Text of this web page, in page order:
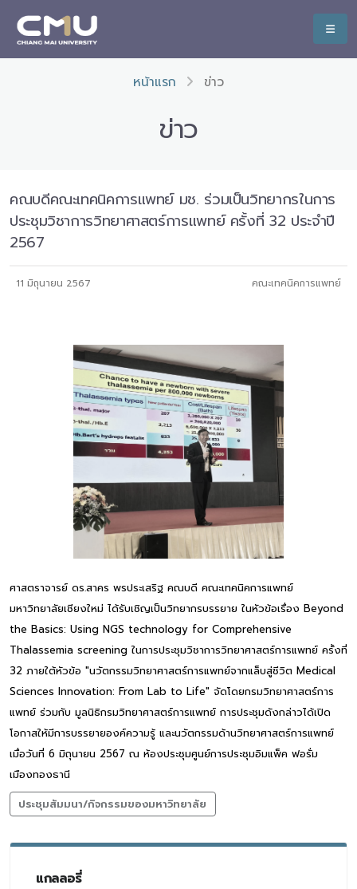
หน้าแรก ข่าว
ข่าว
คณบดีคณะเทคนิคการแพทย์ มช. ร่วมเป็นวิทยากรในการ
ประชุมวิชาการวิทยาศาสตร์การแพทย์ ครั้งที่ 32 ประจำปี
2567
11 มิถุนายน 2567 คณะเทคนิคการแพทย์
ศาสตราจารย์ ดร.สาคร พรประเสริฐ คณบดี คณะเทคนิคการแพทย์
มหาวิทยาลัยเชียงใหม่ ได้รับเชิญเป็นวิทยากรบรรยาย ในหัวข้อเรื่อง Beyond
the Basics: Using NGS technology for Comprehensive
Thalassemia screening ในการประชุมวิชาการวิทยาศาสตร์การแพทย์ ครั้งที่
32 ภายใต้หัวข้อ "นวัตกรรมวิทยาศาสตร์การแพทย์จากแล็บสู่ชีวิต Medical
Sciences Innovation: From Lab to Life" จัดโดยกรมวิทยาศาสตร์การ
แพทย์ ร่วมกับ มูลนิธิกรมวิทยาศาสตร์การแพทย์ การประชุมดังกล่าวได้เปิด
โอกาสให้มีการบรรยายองค์ความรู้ และนวัตกรรมด้านวิทยาศาสตร์การแพทย์
เมื่อวันที่ 6 มิถุนายน 2567 ณ ห้องประชุมศูนย์การประชุมอิมแพ็ค ฟอรั่ม
เมืองทองธานี
ประชุมสัมมนา/กิจกรรมของมหาวิทยาลัย
แกลลอรี่